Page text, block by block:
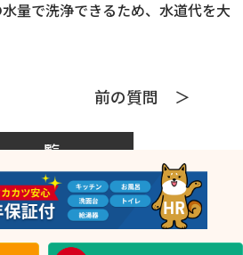
量で洗浄できるため、水道代を大
一覧
前の質問